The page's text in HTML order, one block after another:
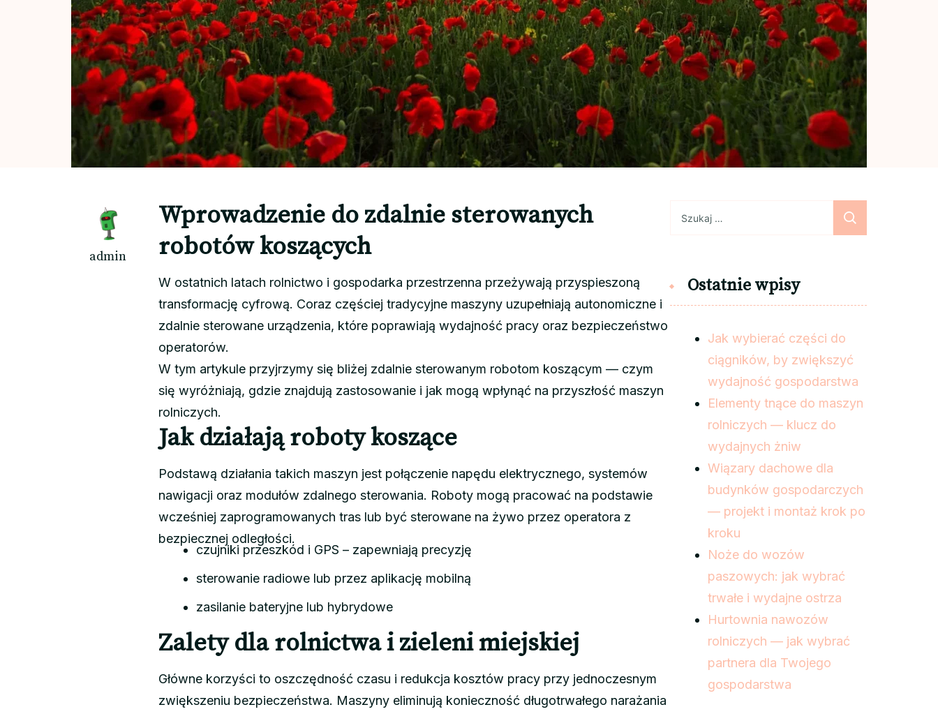
admin
Wprowadzenie do zdalnie sterowanych
robotów koszących
W ostatnich latach rolnictwo i gospodarka przestrzenna przeżywają przyspieszoną
transformację cyfrową. Coraz częściej tradycyjne maszyny uzupełniają autonomiczne i
zdalnie sterowane urządzenia, które poprawiają wydajność pracy oraz bezpieczeństwo
operatorów.
W tym artykule przyjrzymy się bliżej zdalnie sterowanym robotom koszącym — czym
się wyróżniają, gdzie znajdują zastosowanie i jak mogą wpłynąć na przyszłość maszyn
rolniczych.
Jak działają roboty koszące
Podstawą działania takich maszyn jest połączenie napędu elektrycznego, systemów
nawigacji oraz modułów zdalnego sterowania. Roboty mogą pracować na podstawie
wcześniej zaprogramowanych tras lub być sterowane na żywo przez operatora z
bezpiecznej odległości.
czujniki przeszkód i GPS – zapewniają precyzję
sterowanie radiowe lub przez aplikację mobilną
zasilanie bateryjne lub hybrydowe
Zalety dla rolnictwa i zieleni miejskiej
Główne korzyści to oszczędność czasu i redukcja kosztów pracy przy jednoczesnym
zwiększeniu bezpieczeństwa. Maszyny eliminują konieczność długotrwałego narażania
Ostatnie wpisy
Jak wybierać części do
ciągników, by zwiększyć
wydajność gospodarstwa
Elementy tnące do maszyn
rolniczych — klucz do
wydajnych żniw
Wiązary dachowe dla
budynków gospodarczych
— projekt i montaż krok po
kroku
Noże do wozów
paszowych: jak wybrać
trwałe i wydajne ostrza
Hurtownia nawozów
rolniczych — jak wybrać
partnera dla Twojego
gospodarstwa